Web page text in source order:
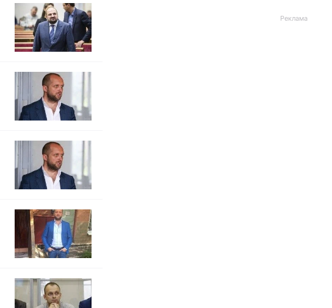
Реклама